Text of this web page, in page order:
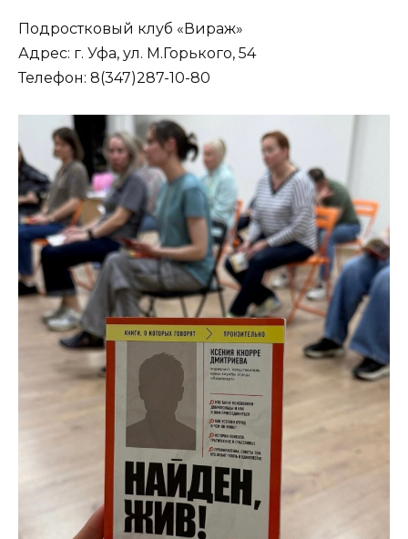
Подростковый клуб «Вираж»
Адрес: г. Уфа, ул. М.Горького, 54
Телефон: 8(347)287-10-80